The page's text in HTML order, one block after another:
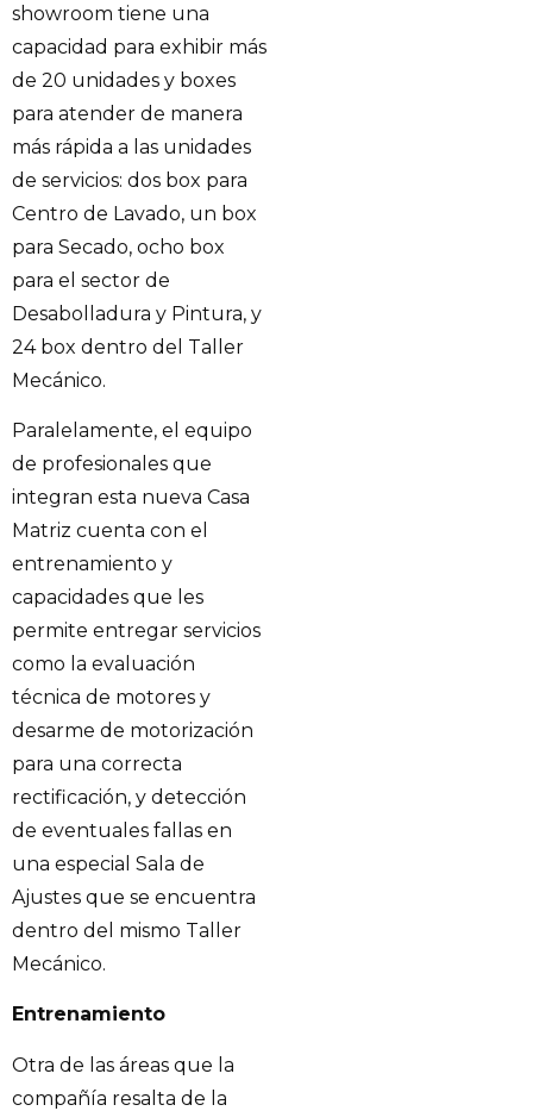
showroom tiene una
capacidad para exhibir más
de 20 unidades y boxes
para atender de manera
más rápida a las unidades
de servicios: dos box para
Centro de Lavado, un box
para Secado, ocho box
para el sector de
Desabolladura y Pintura, y
24 box dentro del Taller
Mecánico.
Paralelamente, el equipo
de profesionales que
integran esta nueva Casa
Matriz cuenta con el
entrenamiento y
capacidades que les
permite entregar servicios
como la evaluación
técnica de motores y
desarme de motorización
para una correcta
rectificación, y detección
de eventuales fallas en
una especial Sala de
Ajustes que se encuentra
dentro del mismo Taller
Mecánico.
Entrenamiento
Otra de las áreas que la
compañía resalta de la